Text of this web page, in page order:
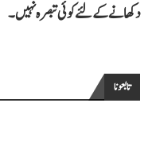
دکھانے کے لئے کوئی تبصرہ نہیں۔
تابعونا